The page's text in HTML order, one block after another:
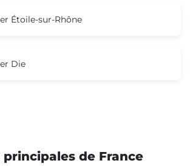
Étoile-sur-Rhône
Die
principales de France